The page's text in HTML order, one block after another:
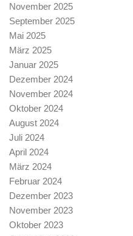
November 2025
September 2025
Mai 2025
März 2025
Januar 2025
Dezember 2024
November 2024
Oktober 2024
August 2024
Juli 2024
April 2024
März 2024
Februar 2024
Dezember 2023
November 2023
Oktober 2023